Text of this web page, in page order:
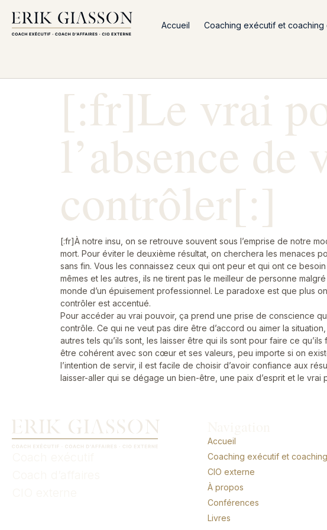
Accueil Coaching exécutif et coaching
[:fr]Le vrai
l’absence
contrôler[:]
[:fr]À notre insu, on se retrouve souvent sous l’emprise de notre
mort. Pour éviter le deuxième résultat, on cherchera les menaces
sans fin. Vous les connaissez ceux qui ont peur et qui ont ce
mêmes et les autres, ils ne tirent pas le meilleur de personne
monde d’un épuisement professionnel. Le paradoxe est que plus
contrôler est accentué.
Pour accéder au vrai pouvoir, ça prend une prise de conscience
contrôle. Ce qui ne veut pas dire être d’accord ou aimer la
autres tels qu’ils sont, les laisser être qui ils sont pour faire ce
être cohérent avec son cœur et ses valeurs, peu importe si on
l’intention de servir, il est facile de choisir d’avoir confiance aux
laisser-aller qui se dégage un bien-être, une paix d’esprit et le vrai
Accueil
Coaching exécutif et coaching
CIO externe
À propos
Conférences
Livres